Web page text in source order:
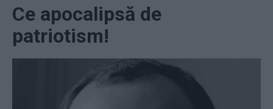
Ce apocalipsă de
patriotism!